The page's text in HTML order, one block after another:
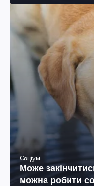
Соціум
Може
можна робити